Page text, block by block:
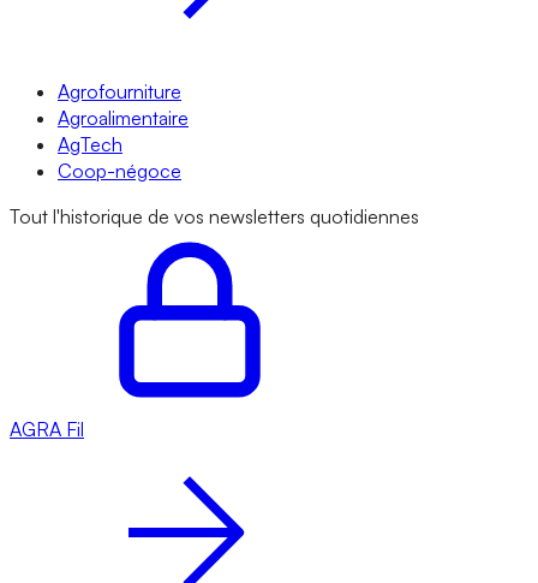
Agrofourniture
Agroalimentaire
AgTech
Coop-négoce
Tout l'historique de vos newsletters quotidiennes
AGRA Fil